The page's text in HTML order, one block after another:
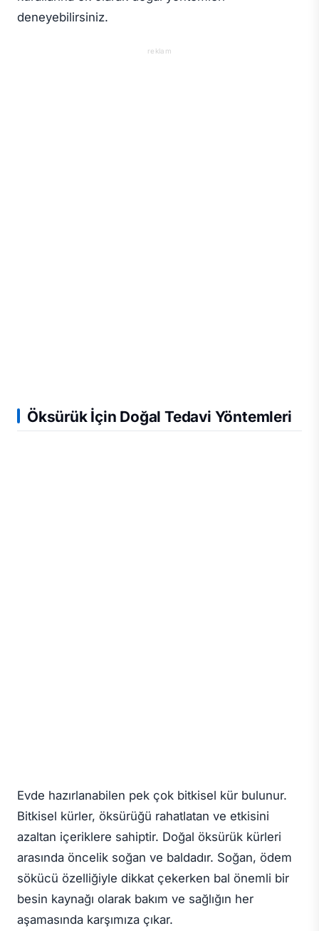
deneyebilirsiniz.
reklam
Öksürük İçin Doğal Tedavi Yöntemleri
Evde hazırlanabilen pek çok bitkisel kür bulunur.
Bitkisel kürler, öksürüğü rahatlatan ve etkisini
azaltan içeriklere sahiptir. Doğal öksürük kürleri
arasında öncelik soğan ve baldadır. Soğan, ödem
sökücü özelliğiyle dikkat çekerken bal önemli bir
besin kaynağı olarak bakım ve sağlığın her
aşamasında karşımıza çıkar.